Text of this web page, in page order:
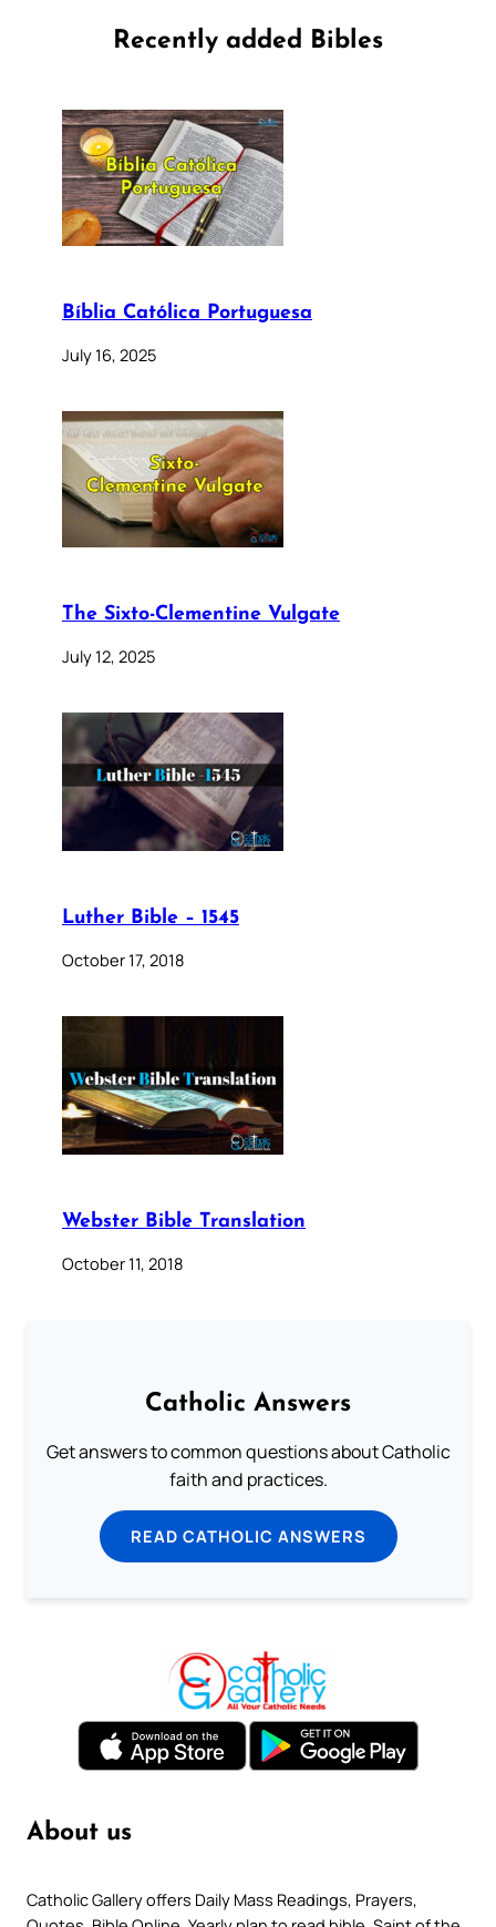
Recently added Bibles
Bíblia Católica Portuguesa
July 16, 2025
The Sixto-Clementine Vulgate
July 12, 2025
Luther Bible – 1545
October 17, 2018
Webster Bible Translation
October 11, 2018
Catholic Answers
Get answers to common questions about Catholic
faith and practices.
READ CATHOLIC ANSWERS
About us
Catholic Gallery offers Daily Mass Readings, Prayers,